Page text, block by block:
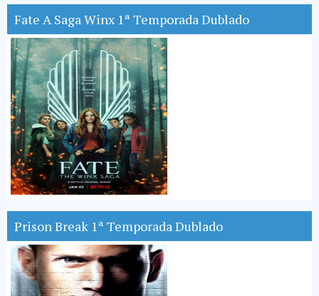
Fate A Saga Winx 1ª Temporada Dublado
Prison Break 1ª Temporada Dublado